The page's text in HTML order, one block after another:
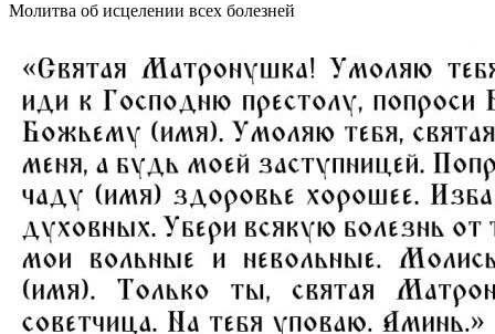
Молитва об исцелении всех болезней